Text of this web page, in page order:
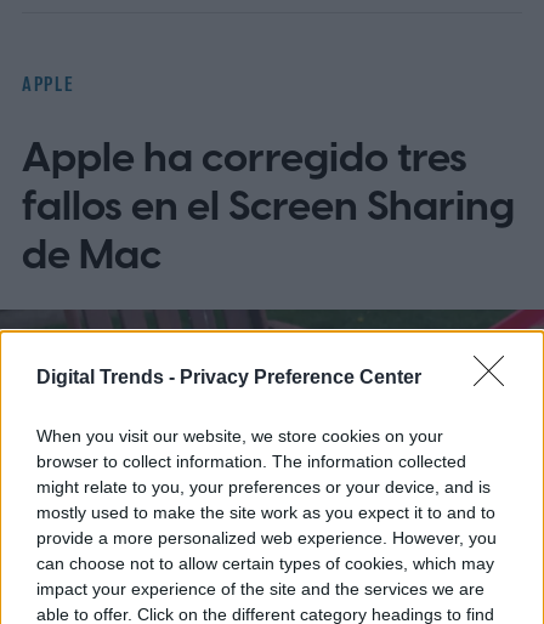
Digital Trends - Privacy Preference Center
When you visit our website, we store cookies on your
browser to collect information. The information collected
might relate to you, your preferences or your device, and is
mostly used to make the site work as you expect it to and to
provide a more personalized web experience. However, you
can choose not to allow certain types of cookies, which may
impact your experience of the site and the services we are
able to offer. Click on the different category headings to find
APPLE
Apple ha corregido tres
fallos en el Screen Sharing
de Mac